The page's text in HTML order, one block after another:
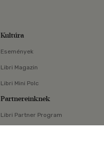
×
Kultúra
Események
Libri Magazin
Libri Mini Polc
Partnereinknek
Libri Partner Program